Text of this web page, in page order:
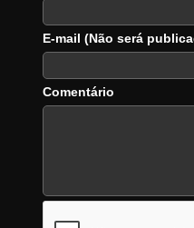
E-mail (Não será
Comentário